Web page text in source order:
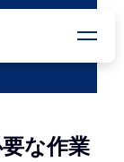
な作業